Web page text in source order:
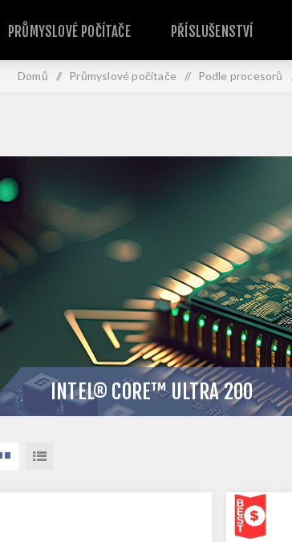
PRŮMYSLOVÉ POČÍTAČE PŘÍSLUŠENSTVÍ
Domů / Průmyslové počítače / Podle procesorů
INTEL® CORE™ ULTRA 200